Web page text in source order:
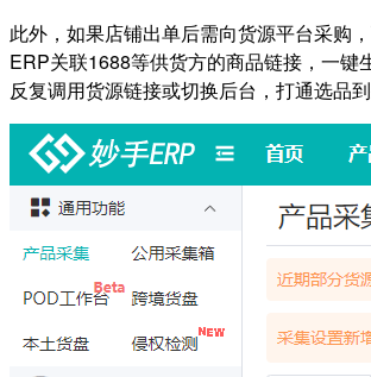
此外，如果店铺出单后需向货源平台采购
ERP关联1688等供货方的商品链接，一键
反复调用货源链接或切换后台，打通选品到